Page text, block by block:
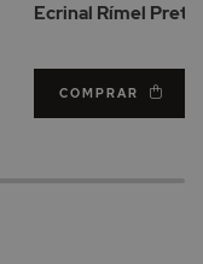
Desejos
Ecrinal Rímel
COMPRAR